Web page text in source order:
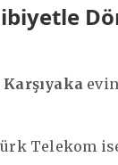
Karşıyaka
Telekom